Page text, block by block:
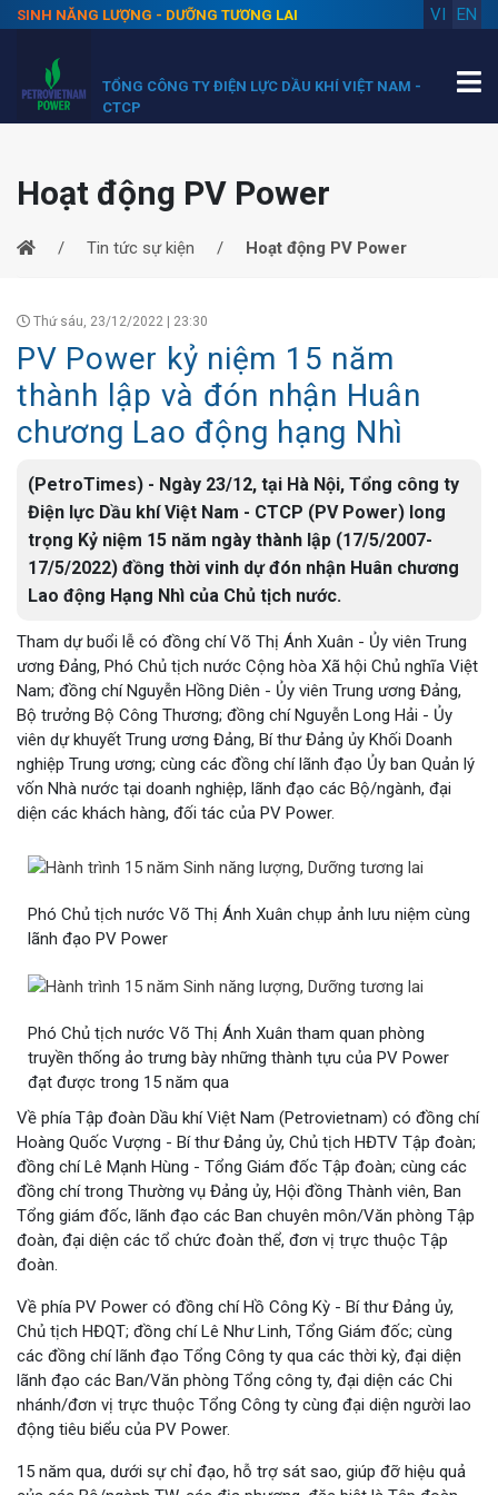
SINH NĂNG LƯỢNG - DƯỠNG TƯƠNG LAI EN
VI
TỔNG CÔNG TY ĐIỆN LỰC DẦU KHÍ VIỆT NAM -
CTCP
Hoạt động PV Power
Tin tức sự kiện Hoạt động PV Power
Thứ sáu, 23/12/2022 | 23:30
PV Power kỷ niệm 15 năm
thành lập và đón nhận Huân
chương Lao động hạng Nhì
(PetroTimes) - Ngày 23/12, tại Hà Nội, Tổng công ty
Điện lực Dầu khí Việt Nam - CTCP (PV Power) long
trọng Kỷ niệm 15 năm ngày thành lập (17/5/2007-
17/5/2022) đồng thời vinh dự đón nhận Huân chương
Lao động Hạng Nhì của Chủ tịch nước.
Tham dự buổi lễ có đồng chí Võ Thị Ánh Xuân - Ủy viên Trung
ương Đảng, Phó Chủ tịch nước Cộng hòa Xã hội Chủ nghĩa Việt
Nam; đồng chí Nguyễn Hồng Diên - Ủy viên Trung ương Đảng,
Bộ trưởng Bộ Công Thương; đồng chí Nguyễn Long Hải - Ủy
viên dự khuyết Trung ương Đảng, Bí thư Đảng ủy Khối Doanh
nghiệp Trung ương; cùng các đồng chí lãnh đạo Ủy ban Quản lý
vốn Nhà nước tại doanh nghiệp, lãnh đạo các Bộ/ngành, đại
diện các khách hàng, đối tác của PV Power.
Phó Chủ tịch nước Võ Thị Ánh Xuân chụp ảnh lưu niệm cùng
lãnh đạo PV Power
Phó Chủ tịch nước Võ Thị Ánh Xuân tham quan phòng
truyền thống ảo trưng bày những thành tựu của PV Power
đạt được trong 15 năm qua
Về phía Tập đoàn Dầu khí Việt Nam (Petrovietnam) có đồng chí
Hoàng Quốc Vượng - Bí thư Đảng ủy, Chủ tịch HĐTV Tập đoàn;
đồng chí Lê Mạnh Hùng - Tổng Giám đốc Tập đoàn; cùng các
đồng chí trong Thường vụ Đảng ủy, Hội đồng Thành viên, Ban
Tổng giám đốc, lãnh đạo các Ban chuyên môn/Văn phòng Tập
đoàn, đại diện các tổ chức đoàn thể, đơn vị trực thuộc Tập
đoàn.
Về phía PV Power có đồng chí Hồ Công Kỳ - Bí thư Đảng ủy,
Chủ tịch HĐQT; đồng chí Lê Như Linh, Tổng Giám đốc; cùng
các đồng chí lãnh đạo Tổng Công ty qua các thời kỳ, đại diện
lãnh đạo các Ban/Văn phòng Tổng công ty, đại diện các Chi
nhánh/đơn vị trực thuộc Tổng Công ty cùng đại diện người lao
động tiêu biểu của PV Power.
15 năm qua, dưới sự chỉ đạo, hỗ trợ sát sao, giúp đỡ hiệu quả